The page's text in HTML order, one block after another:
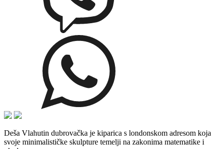
Deša Vlahutin dubrovačka je kiparica s londonskom adresom koja
svoje minimalističke skulpture temelji na zakonima matematike i